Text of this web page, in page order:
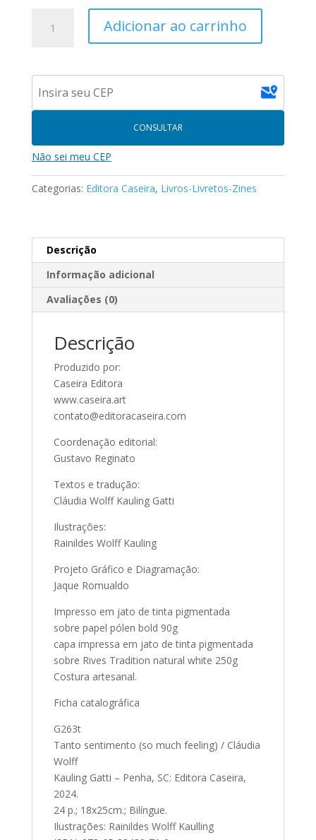
Sentimento
Much
Feeling
|
W.
K
Gatti
(Bilíngue)
Adicionar ao carrinho
CONSULTAR
Não sei meu CEP
Categorias: Editora Caseira, Livros-Livretos-Zines
Descrição
Informação adicional
Avaliações (0)
Descrição
Produzido por:
Caseira Editora
www.caseira.art
contato@editoracaseira.com
Coordenação editorial:
Gustavo Reginato
Textos e tradução:
Cláudia Wolff Kauling Gatti
Ilustrações:
Rainildes Wolff Kauling
Projeto Gráfico e Diagramação:
Jaque Romualdo
Impresso em jato de tinta pigmentada
sobre papel pólen bold 90g
capa impressa em jato de tinta pigmentada
sobre Rives Tradition natural white 250g
Costura artesanal.
Ficha catalográfica
G263t
Tanto sentimento (so much feeling) / Cláudia
Wolff
Kauling Gatti – Penha, SC: Editora Caseira,
2024.
24 p.; 18x25cm.; Bilíngue.
Ilustrações: Rainildes Wolff Kaulling